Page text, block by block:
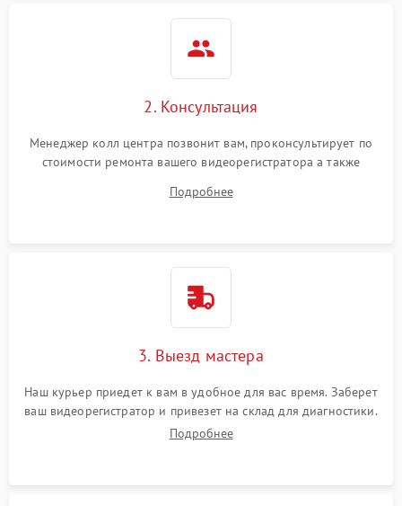
2. Консультация
Менеджер колл центра позвонит вам, проконсультирует по
стоимости ремонта вашего видеорегистратора а также
Подробнее
3. Выезд мастера
Наш курьер приедет к вам в удобное для вас время. Заберет
ваш видеорегистратор и привезет на склад для диагностики.
Подробнее